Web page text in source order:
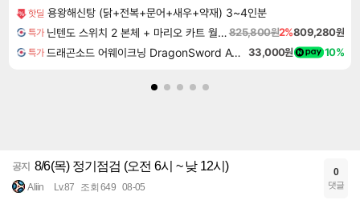
핫딜 용왕해신탕 (닭+전복+문어+새우+약재) 3~4인분
특가 닌텐도 스위치 2 본체 + 마리오 카트 월드 + 포켓몬스터 레전드 ZA 닌텐도 스위치 2 에디션 번들825,800원2%809,280원
특가 드래곤소드 어웨이크닝 DragonSword Awakening 33,000원 10%
공지 8/6(목) 정기점검 (오전 6시 ~ 낮 12시)
Aliin Lv.87 조회 649 08-05
0
댓글